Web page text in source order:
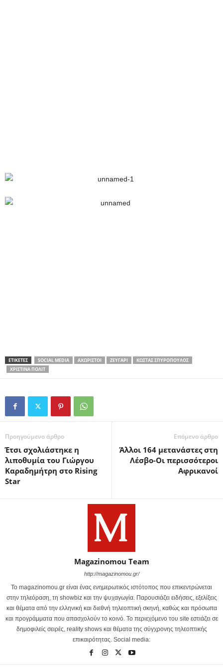
ΕΤΙΚΕΤΕΣ SOCIAL MEDIA ΑΧΏΡΙΣΤΟΙ ΖΕΥΓΆΡΙ
ΚΏΣΤΑΣ ΣΠΥΡΌΠΟΥΛΟΣ
ΧΡΙΣΤΊΝΑ ΠΟΛΊΤ
Προηγούμενο άρθρο
Έτσι σχολιάστηκε η
λιποθυμία του Γιώργου
Καραδημήτρη στο Rising
Star
Επόμενο άρθρο
Άλλοι 164 μετανάστες στη
Λέσβο-Οι περισσότεροι
Αφρικανοί
Magazinomou Team
http://magazinomou.gr/
Το magazinomou.gr είναι ένας ενημερωτικός ιστότοπος που επικεντρώνεται
στην τηλεόραση, τη showbiz και την ψυχαγωγία. Παρουσιάζει ειδήσεις, εξελίξεις
και θέματα από την ελληνική και διεθνή τηλεοπτική σκηνή, καθώς και πρόσωπα
και προγράμματα που απασχολούν το κοινό. Το περιεχόμενο του site εστιάζει σε
δημοφιλείς σειρές, reality shows και θέματα της σύγχρονης τηλεοπτικής
επικαιρότητας. Social media: